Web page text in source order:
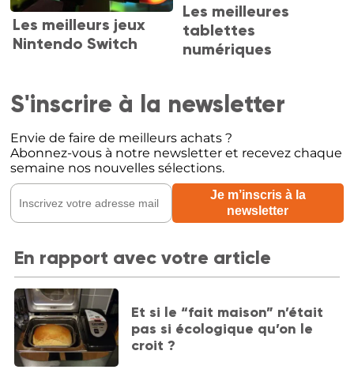
Les meilleurs jeux
Nintendo Switch
Les meilleures
tablettes
numériques
S'inscrire à la newsletter
Envie de faire de meilleurs achats ?
Abonnez-vous à notre newsletter et recevez chaque
semaine nos nouvelles sélections.
En rapport avec votre article
Et si le “fait maison” n’était
pas si écologique qu’on le
croit ?